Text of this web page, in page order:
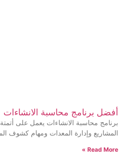
أفضل برنامج محاسبة الانشاءات
برنامج محاسبة الانشاءات يعمل على أتمتة
المشاريع وإدارة المعدات ومهام كشوف
Read More »